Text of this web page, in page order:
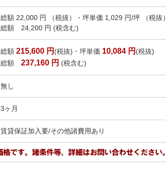
総額 22,000 円 （税抜）・坪単価 1,029 円/坪 （税抜）
総額 24,200 円 (税含む)
総額 215,600 円 (税抜)・坪単価 10,084 円 (税抜)
総額 237,160 円 (税含む)
無し
3ヶ月
賃貸保証加入要/その他諸費用あり